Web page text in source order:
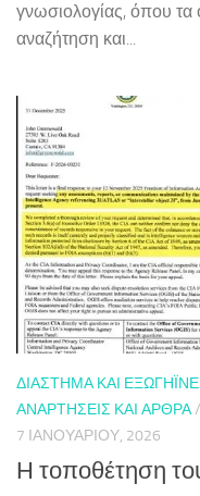
γνωσιολογίας, όπου τα
αναζήτηση και...
ΔΙΆΣΤΗΜΑ ΚΑΙ
ΑΝΑΡΤΉΣΕΙΣ ΚΑΙ ΆΡΘΡΑ/
7 ΙΑΝΟΥΑΡΊΟΥ, 2026
Η τοποθέτηση